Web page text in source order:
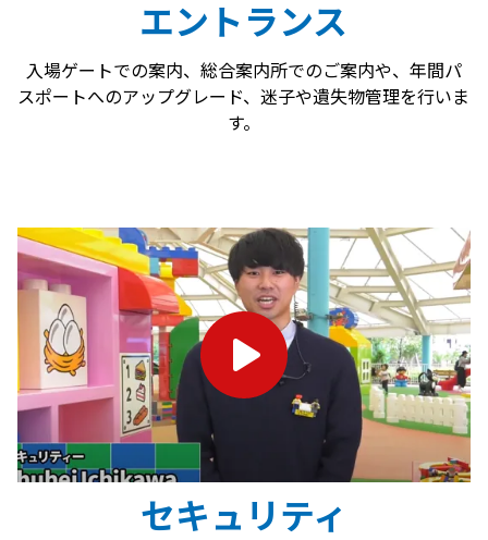
エントランス
入場ゲートでの案内、総合案内所でのご案内や、年間パ
スポートへのアップグレード、迷子や遺失物管理を行いま
す。
セキュリティ